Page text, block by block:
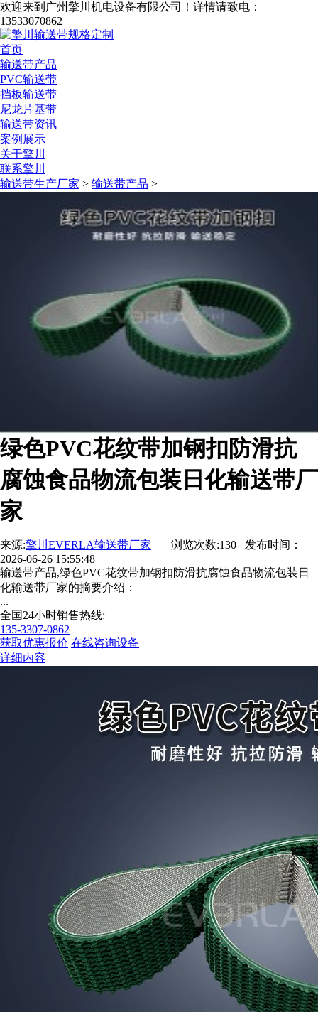
欢迎来到广州擎川机电设备有限公司！ 详情请致电：
13533070862
首页
输送带产品
PVC输送带
挡板输送带
尼龙片基带
输送带资讯
案例展示
关于擎川
联系擎川
输送带生产厂家 > 输送带产品 >
绿色PVC花纹带加钢扣防滑抗
腐蚀食品物流包装日化输送带厂
家
来源:擎川EVERLA输送带厂家 浏览次数:130 发布时间：
2026-06-26 15:55:48
输送带产品,绿色PVC花纹带加钢扣防滑抗腐蚀食品物流包装日
化输送带厂家的摘要介绍：
...
全国24小时销售热线:
135-3307-0862
获取优惠报价 在线咨询设备
详细内容